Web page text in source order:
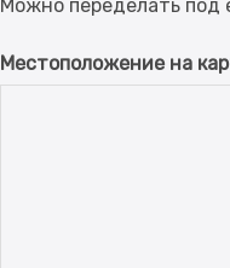
Местоположение на